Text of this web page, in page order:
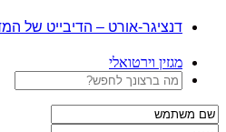
דנציגר-אורט – הדיבייט של
מגזין וירטואלי